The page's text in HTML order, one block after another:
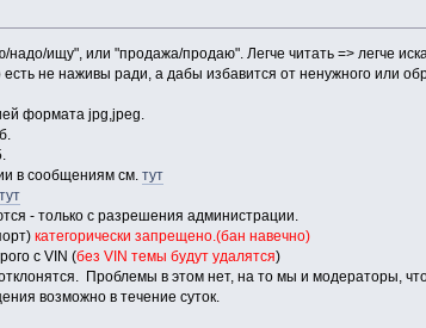
ищу", или "продажа/продаю". Легче читать => легче
есть не наживы ради, а дабы избавится от ненужного или
формата jpg,jpeg.
в сообщениям см.тут
тут
- только с разрешения администрации.
категорически запрещено.(бан навечно)
с VIN (без VIN темы будут удалятся)
Проблемы в этом нет, на то мы и модераторы,
возможно в течение суток.